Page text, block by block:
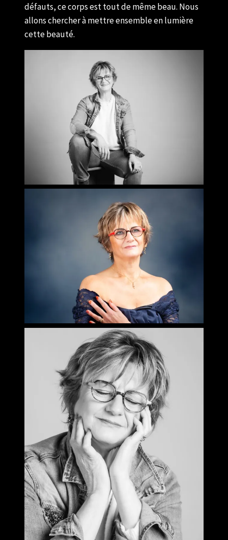
défauts, ce corps est tout de même beau. Nous
allons chercher à mettre ensemble en lumière
cette beauté.